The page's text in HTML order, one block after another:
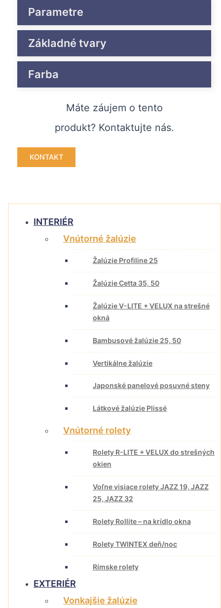
INTERIÉR
Vnútorné žalúzie
Žalúzie Profiline 25
Žalúzie Cetta 35, 50
Žalúzie V-LITE + VELUX na strešné
okná
Bambusové žalúzie 25, 50
Vertikálne žalúzie
Japonské panelové posuvné steny
Látkové žalúzie Plissé
Vnútorné rolety
Rolety R-LITE + VELUX do strešných
okien
Voľne visiace rolety JAZZ 19, JAZZ
25, JAZZ 32
Rolety Rollite – na krídlo okna
Rolety TWINTEX deň/noc
Rímske rolety
EXTERIÉR
Vonkajšie žalúzie
Parametre
Základné tvary
Farba
Máte záujem o tento
produkt? Kontaktujte nás.
KONTAKT